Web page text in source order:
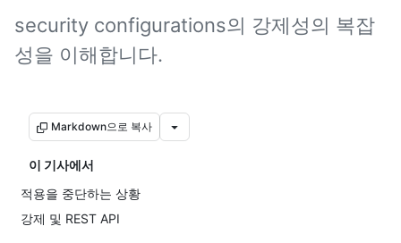
security configurations의 강제성의 복잡
성을 이해합니다.
Markdown으로 복사
이 기사에서
적용을 중단하는 상황
강제 및 REST API